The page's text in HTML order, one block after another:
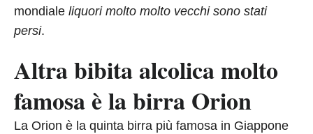
mondiale liquori molto molto vecchi sono stati
persi.
Altra bibita alcolica molto
famosa è la birra Orion
La Orion è la quinta birra più famosa in Giappone